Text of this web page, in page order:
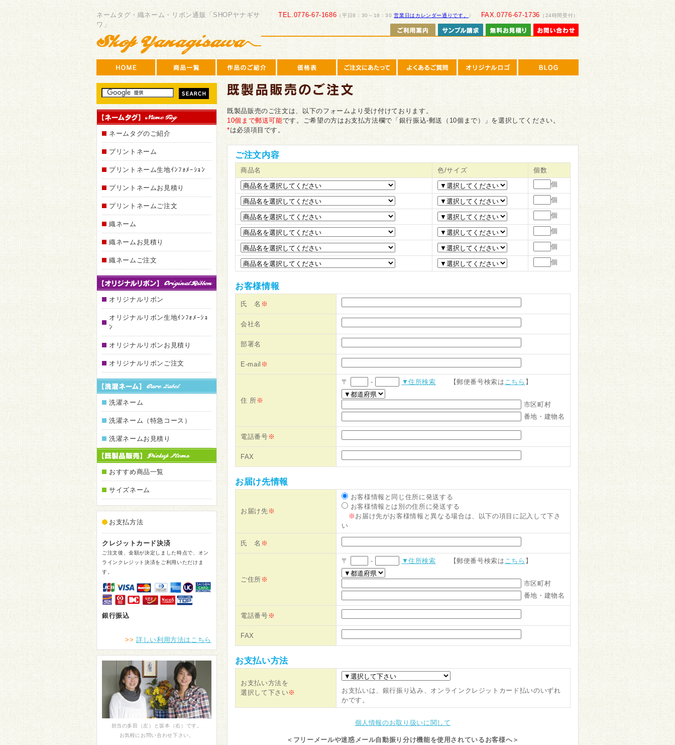
ネームタグ・織ネーム・リボン通販「SHOPヤナギサ
ワ」
SHOP
ヤ
ナ
ギ
サ
ワ
TEL.0776-67-1686（平日8：30～18：30営業日はカレンダー通りです。 ） FAX.0776-67-1736 （24時間受付）
ネームタグのご紹介
プリントネーム
プリントネーム生地ｲﾝﾌｫﾒｰｼｮﾝ
プリントネームお見積り
プリントネームご注文
織ネーム
織ネームお見積り
織ネームご注文
オリジナルリボン
オリジナルリボン生地ｲﾝﾌｫﾒｰｼｮ
ﾝ
オリジナルリボンお見積り
オリジナルリボンご注文
洗濯ネーム
洗濯ネーム（特急コース）
洗濯ネームお見積り
おすすめ商品一覧
サイズネーム
お支払方法
クレジットカード決済
ご注文後、金額が決定しました時点で、オン
ラインクレジット決済をご利用いただけま
す。
銀行振込
>> 詳しい利用方法はこちら
担当の多田（左）と坂本（右）です。
お気軽にお問い合わせ下さい。
既製品販売のご注文は、以下のフォームより受け付けております。
10個まで郵送可能です。ご希望の方はお支払方法欄で「銀行振込-郵送（10個まで）」を選択してください。
*は必須項目です。
ご注文内容
商品名 色/サイズ
個数
個
個
個
個
個
個
お客様情報
氏 名 ※
会社名
部署名
E-mail ※
住 所 ※
〒 - ▼住所検索 【郵便番号検索は こちら 】
市区町村
番地・建物名
電話番号 ※
FAX
お届け先情報
お届け先 ※
お客様情報と同じ住所に発送する
お客様情報とは別の住所に発送する
※ お届け先がお客様情報と異なる場合は、以下の項目に記入して下さ
い
氏 名 ※
ご住所 ※
〒 - ▼住所検索 【郵便番号検索は こちら 】
市区町村
番地・建物名
電話番号 ※
FAX
お支払い方法
お支払い方法を
選択して下さい※
お支払いは、銀行振り込み、オンラインクレジットカード払いのいずれ
かです。
個人情報のお取り扱いに関して
＜フリーメールや迷惑メール自動振り分け機能を使用されているお客様へ＞